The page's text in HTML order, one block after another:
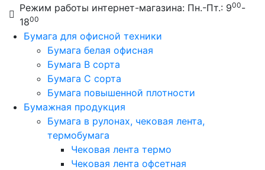
Режим работы интернет-магазина: Пн.-Пт.: 900-
1800
Бумага для офисной техники
Бумага белая офисная
Бумага B сорта
Бумага C сорта
Бумага повышенной плотности
Бумажная продукция
Бумага в рулонах, чековая лента,
термобумага
Чековая лента термо
Чековая лента офсетная